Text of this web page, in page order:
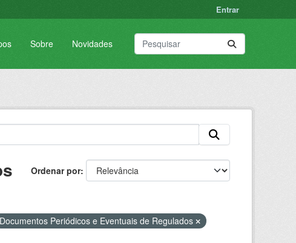
Entrar
Sobre Novidades
Ordenar por
Documentos Periódicos e Eventuais de Regulados